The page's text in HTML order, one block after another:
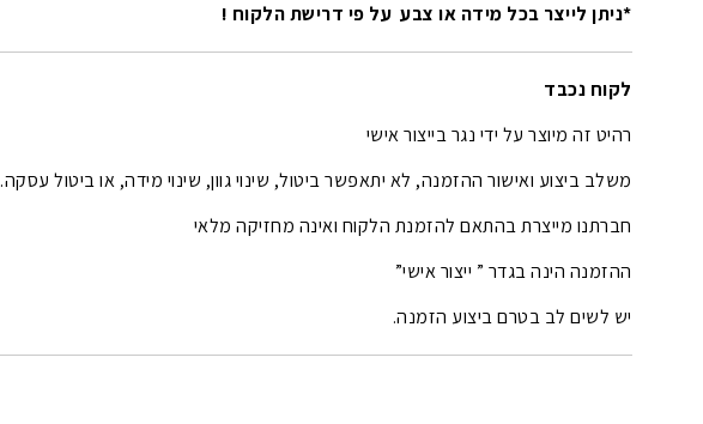
*ניתן לייצר בכל מידה או צבע על פי דרישת הלקוח !
לקוח נכבד
רהיט זה מיוצר על ידי נגר בייצור אישי
משלב ביצוע ואישור ההזמנה, לא יתאפשר ביטול, שינוי גוון, שינוי מידה, או ביטול עסקה.
חברתנו מייצרת בהתאם להזמנת הלקוח ואינה מחזיקה מלאי
ההזמנה הינה בגדר ” ייצור אישי”
יש לשים לב בטרם ביצוע הזמנה.